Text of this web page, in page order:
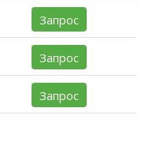
Запрос
Запрос
Запрос